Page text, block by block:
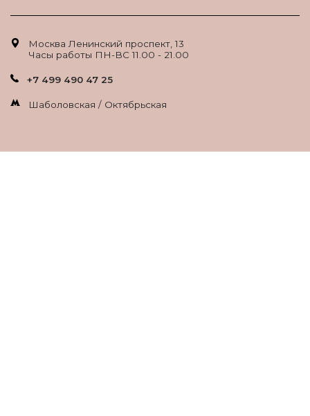
Москва Ленинский проспект, 13
Часы работы ПН-ВС 11.00 - 21.00
+7 499 490 47 25
Шаболовская / Октябрьская